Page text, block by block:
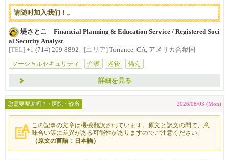
正因为是在美国生活，才更...
请随时加入我们！。
堤さとこ Financial Planning & Education Service / Registered Soci
al Security Analyst
[TEL] +1 (714) 269-8892 [エリア] Torrance, CA, アメリカ合衆国
ソーシャルセキュリティ
介護 老後 備え
詳細を見る
您需要帮助吗？ / 医院・诊所 2026/08/03 (Mon)
この記事の文章は機械翻訳されています。原文と訳文の間で、意
味合い等に差異がある可能性がありますのでご注意ください。
（原文の言語：日本語）